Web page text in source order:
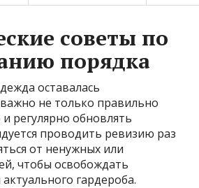
советы по
порядка
оставалась
не только правильно
регулярно обновлять
проводить ревизию раз
от ненужных или
чтобы освобождать
гардероба.